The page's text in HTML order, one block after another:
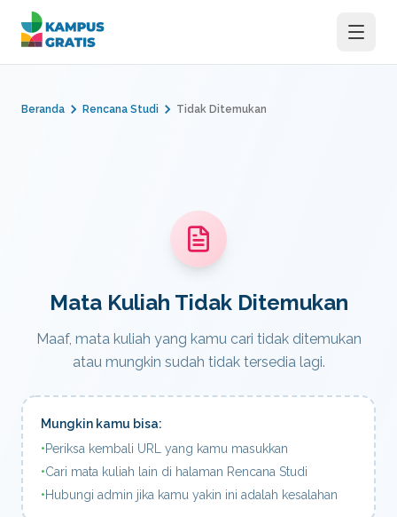
Langsung ke konten utama
Beranda Rencana Studi Tidak Ditemukan
Mata Kuliah Tidak Ditemukan
Maaf, mata kuliah yang kamu cari tidak ditemukan
atau mungkin sudah tidak tersedia lagi.
Mungkin kamu bisa:
•Periksa kembali URL yang kamu masukkan
•Cari mata kuliah lain di halaman Rencana Studi
•Hubungi admin jika kamu yakin ini adalah kesalahan